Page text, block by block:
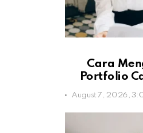
Cara
Portfolio
August 7, 2026,